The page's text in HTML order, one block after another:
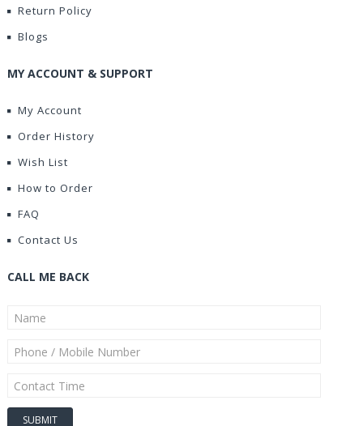
Return Policy
Blogs
MY ACCOUNT & SUPPORT
My Account
Order History
Wish List
How to Order
FAQ
Contact Us
CALL ME BACK